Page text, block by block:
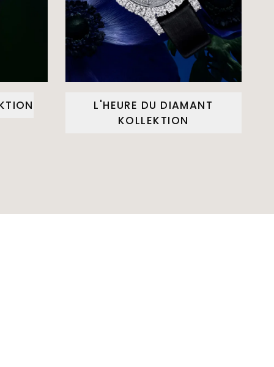
L'HEURE DU DIAMANT
KOLLEKTION